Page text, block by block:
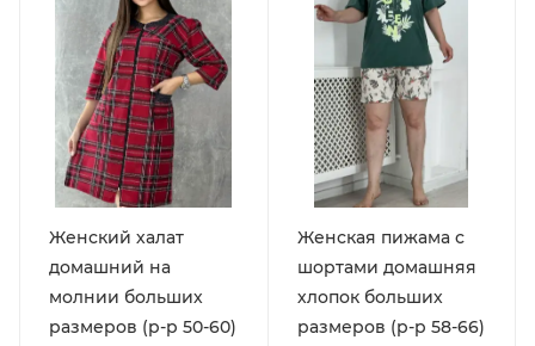
Женский халат
домашний на
молнии больших
размеров (р-р 50-60)
Женская пижама с
шортами домашняя
хлопок больших
размеров (р-р 58-66)